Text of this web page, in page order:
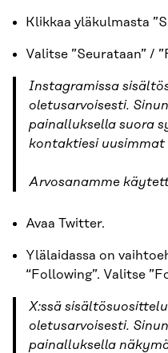
Klikkaa yläkulmasta
Valitse ”Seurataan” /
Instagramissa
oletusarvoisesti.
painalluksella suora
kontaktiesi uusimmat
Arvosanamme
Avaa Twitter.
Ylälaidassa on
“Following”. Valitse
X:ssä
oletusarvoisesti.
painalluksella